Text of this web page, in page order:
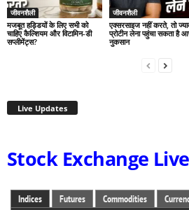
जीवनशैली
मजबूत हड्डियों के लिए सभी को
चाहिए कैल्शियम और विटामिन-डी
सप्लीमेंट्स?
जीवनशैली
एक्सरसाइज नहीं करते, तो
प्रोटीन लेना पहुंचा सकता है
नुकसान
Live Updates
Stock Exchange Live